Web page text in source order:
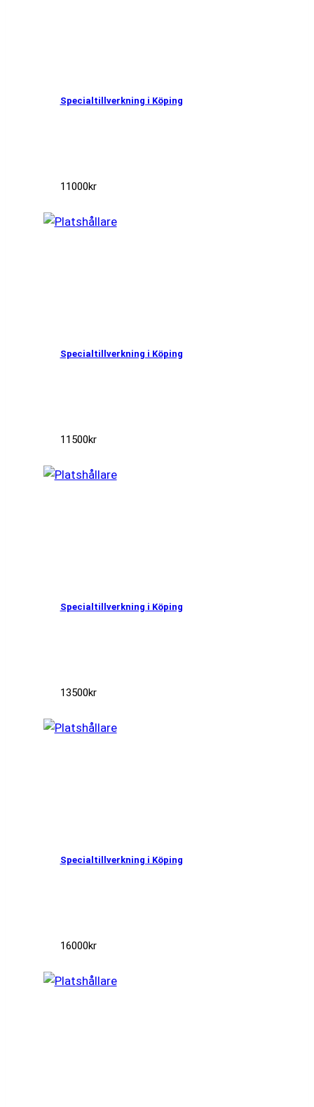
Specialtillverkning i Köping
11000kr
Specialtillverkning i Köping
11500kr
Specialtillverkning i Köping
13500kr
Specialtillverkning i Köping
16000kr